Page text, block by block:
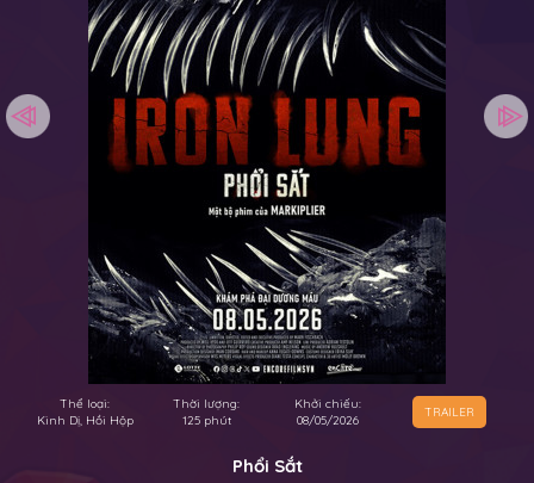
Thể loại:
Kinh Dị, Hồi Hộp
Thời lượng:
125 phút
Khởi chiếu:
08/05/2026
TRAILER
Phổi Sắt